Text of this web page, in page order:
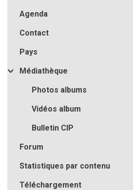
Agenda
Contact
Pays
Médiathèque
Photos albums
Vidéos album
Bulletin CIP
Forum
Statistiques par contenu
Téléchargement